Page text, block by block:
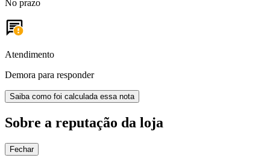
No prazo
Atendimento
Demora para responder
Saiba como foi calculada essa nota
Sobre a reputação da loja
Fechar